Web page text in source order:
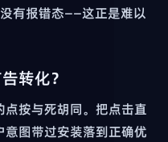
有报错态——这正是难以
转化？
按与死胡同。把点击直
图带过安装落到正确优